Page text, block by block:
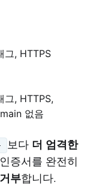
그, HTTPS
그, HTTPS,
없음
보다 더 엄격한
증서를 완전히
부합니다.